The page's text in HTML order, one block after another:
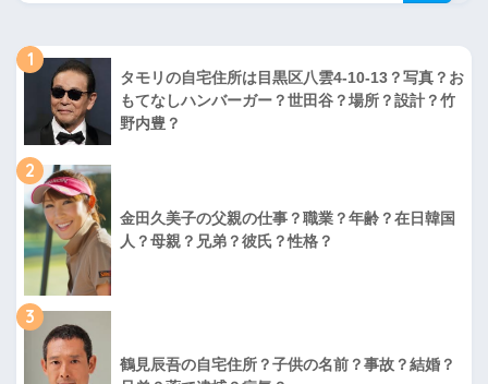
1
タモリの自宅住所は目黒区八雲4-10-13？写真？お
もてなしハンバーガー？世田谷？場所？設計？竹
野内豊？
2
金田久美子の父親の仕事？職業？年齢？在日韓国
人？母親？兄弟？彼氏？性格？
3
鶴見辰吾の自宅住所？子供の名前？事故？結婚？